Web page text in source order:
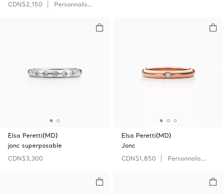
CDN$2,150
Personnaliser
Elsa Peretti(MD)
jonc superposable
CDN$3,300
Elsa Peretti(MD)
Jonc
CDN$1,850
Personnaliser